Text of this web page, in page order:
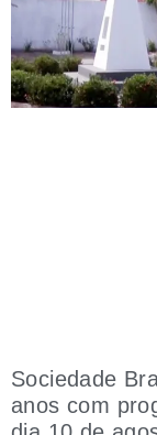
Sociedade
anos com